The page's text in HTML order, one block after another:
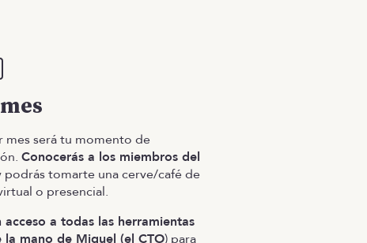
mes será tu momento de
Conocerás a los miembros del
podrás tomarte una cerve/café de
o presencial.
acceso a todas las herramientas
la mano de Miguel (el CTO) para